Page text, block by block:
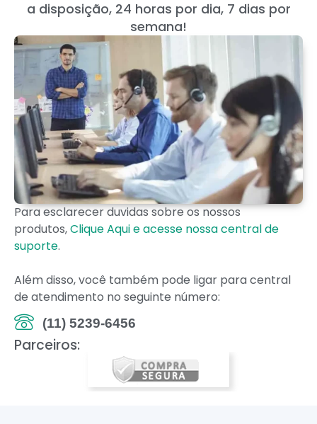
a disposição, 24 horas por dia, 7 dias por
semana!
Para esclarecer duvidas sobre os nossos
produtos,Clique Aqui e acesse nossa central de
suporte.
Além disso, você também pode ligar para central
de atendimento no seguinte número:
(11) 5239-6456
Parceiros: